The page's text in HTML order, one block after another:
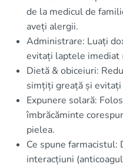
de la medicul de
aveți alergii.
Administrare: Luați
evitați laptele imediat
Dietă & obiceiuri:
simțiți greață și
Expunere solară:
îmbrăcăminte
pielea.
Ce spune farmacistul:
interacțiuni